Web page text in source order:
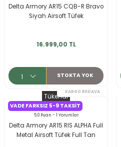
Delta Armory AR15 CQB-R Bravo
Siyah Airsoft Tüfek
16.999,00 TL
STOKTA YOK
Tükendi
VADE FARKSIZ 5-9 TAKSIT
5.0 Puan - 1 Yorumlar
Delta Armory AR15 RIS ALPHA Full
Metal Airsoft Tüfek Full Tan